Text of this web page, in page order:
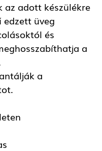
az adott készülékre
edzett üveg
és
a
a